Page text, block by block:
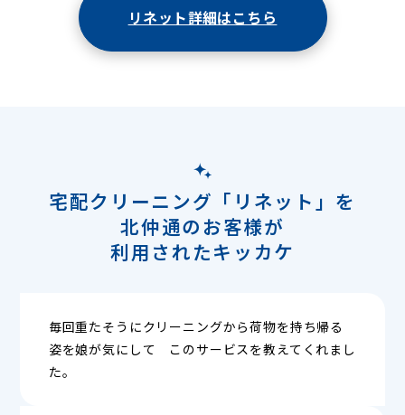
リネット詳細はこちら
宅配クリーニング「リネット」を
北仲通のお客様が
利用されたキッカケ
毎回重たそうにクリーニングから荷物を持ち帰る
姿を娘が気にして このサービスを教えてくれまし
た。